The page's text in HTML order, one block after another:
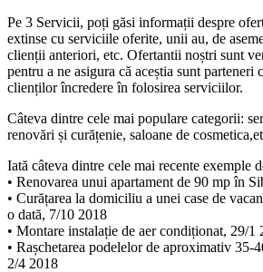
Pe 3 Servicii, poți găsi informații despre
extinse cu serviciile oferite, unii au, de
clienții anteriori, etc. Ofertantii noștri sunt
pentru a ne asigura că aceștia sunt parteneri
clienților încredere în folosirea serviciilor.
Câteva dintre cele mai populare categorii:
renovări și curățenie, saloane de
Iată câteva dintre cele mai recente exemple
• Renovarea unui apartament de 90 mp în
• Curățarea la domiciliu a unei case de
o dată, 7/10 2018
• Montare instalație de aer condiționat, 29/1
• Rașchetarea podelelor de aproximativ 35-
2/4 2018